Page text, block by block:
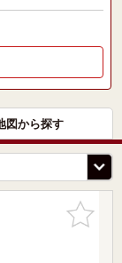
図から探す
お気に入
りに追加